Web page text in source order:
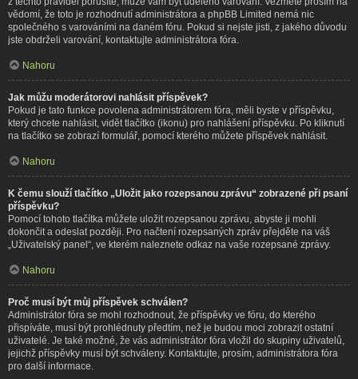
vědomí, že toto je rozhodnutí administrátora a phpBB Limited nemá nic
společného s varováními na daném fóru. Pokud si nejste jisti, z jakého důvodu
jste obdrželi varování, kontaktujte administrátora fóra.
Nahoru
Jak můžu moderátorovi nahlásit příspěvek?
Pokud je tato funkce povolena administrátorem fóra, měli byste v příspěvku,
který chcete nahlásit, vidět tlačítko (ikonu) pro nahlášení příspěvku. Po kliknutí
na tlačítko se zobrazí formulář, pomocí kterého můžete příspěvek nahlásit.
Nahoru
K čemu slouží tlačítko „Uložit jako rozepsanou zprávu“ zobrazené při psaní
příspěvku?
Pomocí tohoto tlačítka můžete uložit rozepsanou zprávu, abyste ji mohli
dokončit a odeslat později. Pro načtení rozepsaných zpráv přejděte na váš
„Uživatelský panel“, ve kterém naleznete odkaz na vaše rozepsané zprávy.
Nahoru
Proč musí být můj příspěvek schválen?
Administrátor fóra se mohl rozhodnout, že příspěvky ve fóru, do kterého
přispíváte, musí být prohlédnuty předtím, než je budou moci zobrazit ostatní
uživatelé. Je také možné, že vás administrátor fóra vložil do skupiny uživatelů,
jejichž příspěvky musí být schváleny. Kontaktujte, prosím, administrátora fóra
pro další informace.